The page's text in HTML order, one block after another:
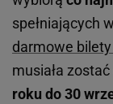
spełniających
darmowe
musiała
roku do 30